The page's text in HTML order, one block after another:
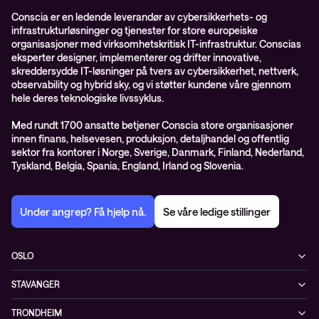
Conscia er en ledende leverandør av cybersikkerhets- og
infrastrukturløsninger og tjenester for store europeiske
organisasjoner med virksomhetskritisk IT-infrastruktur. Conscias
eksperter designer, implementerer og drifter innovative,
skreddersydde IT-løsninger på tvers av cybersikkerhet, nettverk,
observability og hybrid sky, og vi støtter kundene våre gjennom
hele deres teknologiske livssyklus.
Med rundt 1700 ansatte betjener Conscia store organisasjoner
innen finans, helsevesen, produksjon, detaljhandel og offentlig
sektor fra kontorer i Norge, Sverige, Danmark, Finland, Nederland,
Tyskland, Belgia, Spania, England, Irland og Slovenia.
Under angrep? Få hjelp nå. Se våre ledige stillinger
OSLO
0185 Oslo
Norge
STAVANGER
TRONDHEIM